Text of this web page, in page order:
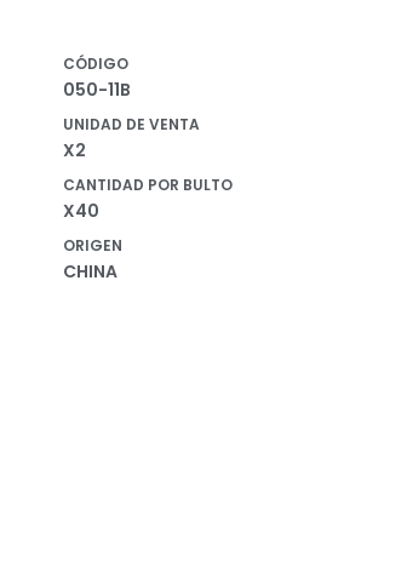
CÓDIGO
050-11B
UNIDAD DE VENTA
X2
CANTIDAD POR BULTO
X40
ORIGEN
CHINA